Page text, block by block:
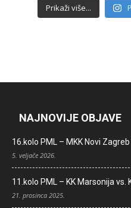
Prikaži više...
NAJNOVIJE OBJAVE
16.kolo PML – MKK Novi
5. veljače 2026.
11.kolo PML – KK Marsonija vs.
21. prosinca 2025.